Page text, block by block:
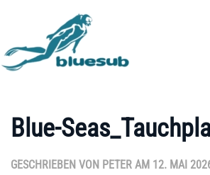
Zum Hauptinhalt springen
Blue-
GESCHRIEBEN VON PETER AM 12. MAI